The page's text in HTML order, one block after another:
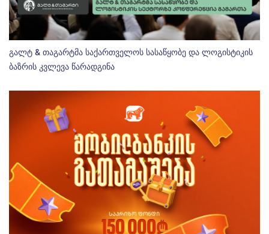
გალტ & თაგარტმა საქართველოს სასაწყობე და ლოგისტიკის
ბაზრის კვლევა წარადგინა